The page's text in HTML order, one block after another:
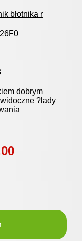
błotnika r
dobrym
?lady